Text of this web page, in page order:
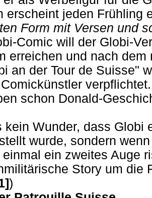
erscheint jeden Frühling
Form mit Versen und
Comic will der Globi-
erreichen und nach
an der Tour de Suisse"
schon Donald-
kein Wunder, dass Globi
wurde, sondern
ein zweites Auge
Story um die
)